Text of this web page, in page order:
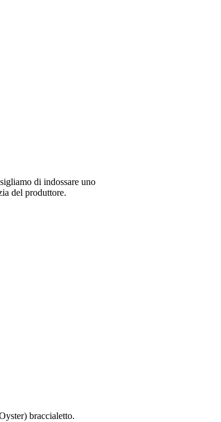
di indossare uno
del produttore.
braccialetto.